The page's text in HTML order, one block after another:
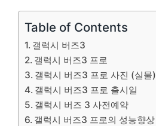
Table of Contents
갤럭시 버즈3
갤럭시 버즈3 프로
갤럭시 버즈3 프로 사진 (실물)
갤럭시 버즈3 프로 출시일
갤럭시 버즈 3 사전예약
갤럭시 버즈3 프로의 성능향상